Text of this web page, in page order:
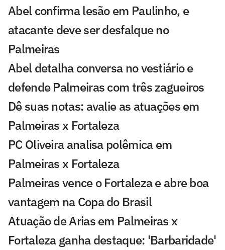
Abel confirma lesão em Paulinho, e
atacante deve ser desfalque no
Palmeiras
Abel detalha conversa no vestiário e
defende Palmeiras com três zagueiros
Dê suas notas: avalie as atuações em
Palmeiras x Fortaleza
PC Oliveira analisa polêmica em
Palmeiras x Fortaleza
Palmeiras vence o Fortaleza e abre boa
vantagem na Copa do Brasil
Atuação de Arias em Palmeiras x
Fortaleza ganha destaque: 'Barbaridade'